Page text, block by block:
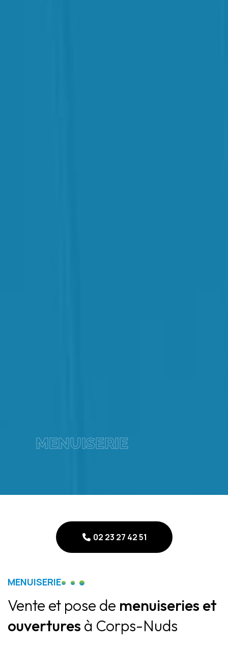
MENUISERIE
02 23 27 42 51
MENUISERIE
Vente et pose de menuiseries et
ouvertures à Corps-Nuds